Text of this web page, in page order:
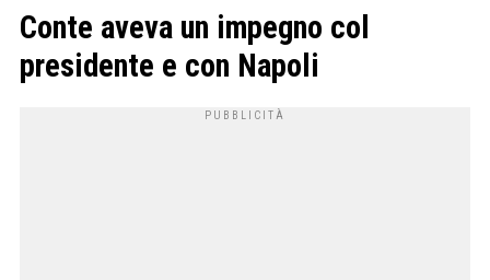
Conte aveva un impegno col
presidente e con Napoli